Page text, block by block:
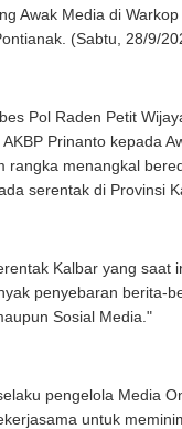
Awak Media di
(Sabtu, 28/9/
Pol Raden Petit
Prinanto kepada
rangka menangkal
serentak di Provinsi
Kalbar yang saat
penyebaran berita-
Sosial Media."
pengelola Media
untuk